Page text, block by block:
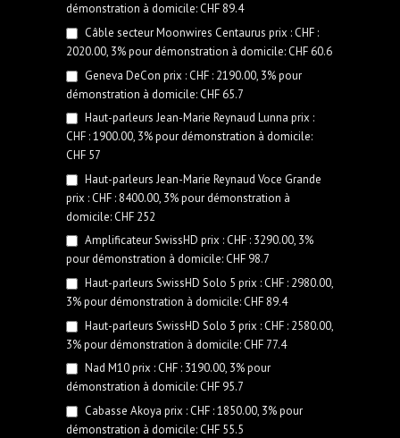
démonstration à domicile: CHF 89.4
Câble secteur Moonwires Centaurus prix : CHF :
2020.00, 3% pour démonstration à domicile: CHF 60.6
Geneva DeCon prix : CHF : 2190.00, 3% pour
démonstration à domicile: CHF 65.7
Haut-parleurs Jean-Marie Reynaud Lunna prix :
CHF : 1900.00, 3% pour démonstration à domicile:
CHF 57
Haut-parleurs Jean-Marie Reynaud Voce Grande
prix : CHF : 8400.00, 3% pour démonstration à
domicile: CHF 252
Amplificateur SwissHD prix : CHF : 3290.00, 3%
pour démonstration à domicile: CHF 98.7
Haut-parleurs SwissHD Solo 5 prix : CHF : 2980.00,
3% pour démonstration à domicile: CHF 89.4
Haut-parleurs SwissHD Solo 3 prix : CHF : 2580.00,
3% pour démonstration à domicile: CHF 77.4
Nad M10 prix : CHF : 3190.00, 3% pour
démonstration à domicile: CHF 95.7
Cabasse Akoya prix : CHF : 1850.00, 3% pour
démonstration à domicile: CHF 55.5